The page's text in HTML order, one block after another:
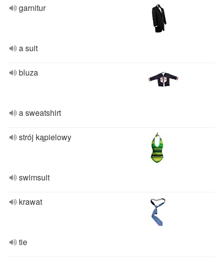
garnitur
a suit
bluza
a sweatshirt
strój kąpielowy
swimsuit
krawat
tie